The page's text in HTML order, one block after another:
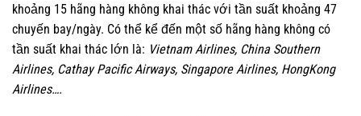
khoảng 15 hãng hàng không khai thác với tần suất khoảng 47
chuyến bay/ngày. Có thể kể đến một số hãng hàng không có
tần suất khai thác lớn là: Vietnam Airlines, China Southern
Airlines, Cathay Pacific Airways, Singapore Airlines, HongKong
Airlines….